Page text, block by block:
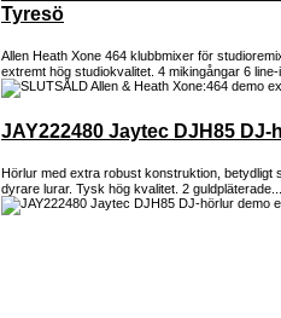
Tyresö
Allen Heath Xone 464 klubbmixer för
extremt hög studiokvalitet. 4 mikingångar 6
JAY222480 Jaytec DJH85
Hörlur med extra robust konstruktion, betydligt
dyrare lurar. Tysk hög kvalitet. 2